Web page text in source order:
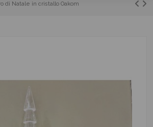
di Natale in cristallo Oakom